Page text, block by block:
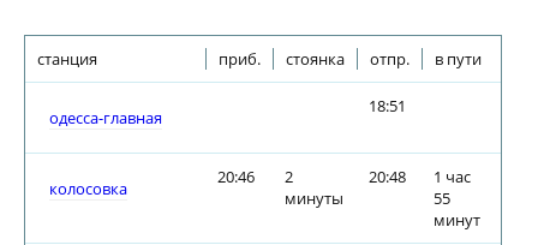
станция приб. стоянка отпр. в пути
одесса-главная
18:51
колосовка
20:46
2
минуты
20:48
1 час
55
минут